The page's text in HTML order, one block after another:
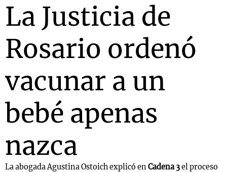
La Justicia de
Rosario ordenó
vacunar a un
bebé apenas
nazca
La abogada Agustina Ostoich explicó enCadena 3el proceso